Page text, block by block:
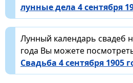
лунные дела 4 сентября
Лунный календарь свадеб
года Вы можете
Свадьба 4 сентября 1905